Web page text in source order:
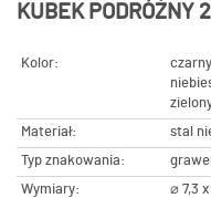
KUBEK PODRÓŻNY
Kolor:
Materiał:
stal
Typ znakowania:
Wymiary:
⌀ 7,3